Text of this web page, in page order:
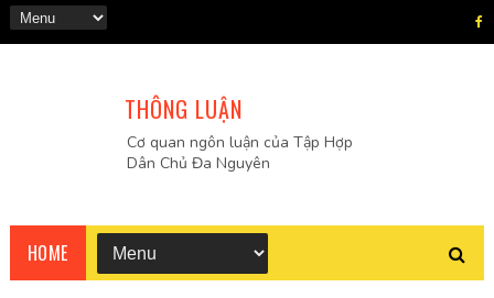
THÔNG LUẬN
Cơ quan ngôn luận của Tập Hợp
Dân Chủ Đa Nguyên
HOME